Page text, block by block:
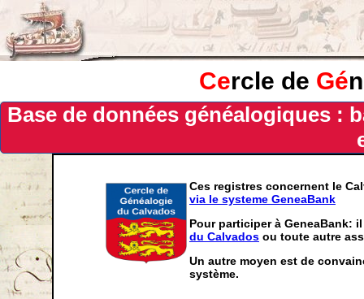
Cercle de Gé
Base de données généalogiques :
Ces registres concernent le
via le systeme GeneaBank
Pour participer à GeneaBank:
du Calvados ou toute autre
Un autre moyen est de
système.